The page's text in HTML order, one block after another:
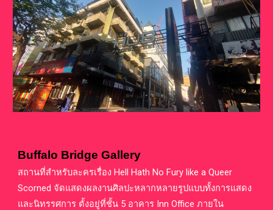
Buffalo Bridge Gallery
สถานที่สำหรับละครเรื่อง Hell Hath No Fury like a Queer
Scorned จัดแสดงผลงานศิลปะหลากหลายรูปแบบทั้งการแสดง
และนิทรรศการ ตั้งอยู่ที่ชั้น 5 อาคาร Inn Office ภายใน